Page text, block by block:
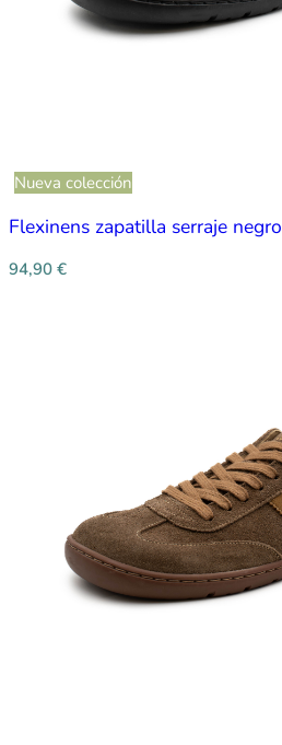
Nueva colección
Flexinens zapatilla serraje negro
94,90 €